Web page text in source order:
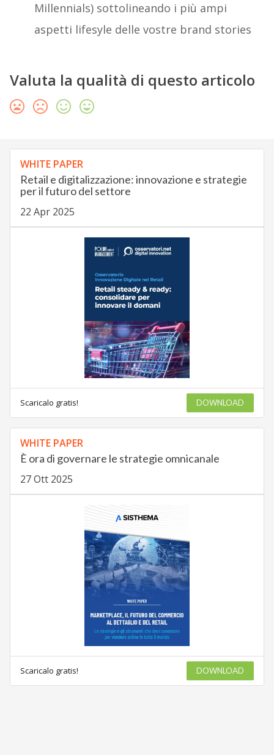
Millennials) sottolineando i più ampi
aspetti lifesyle delle vostre brand stories
Valuta la qualità di questo articolo
WHITE PAPER
Retail e digitalizzazione: innovazione e strategie
per il futuro del settore
22 Apr 2025
Scaricalo gratis! DOWNLOAD
WHITE PAPER
È ora di governare le strategie omnicanale
27 Ott 2025
Scaricalo gratis! DOWNLOAD